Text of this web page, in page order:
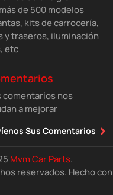
de 500 modelos
kits de carrocería,
y traseros, iluminación
etc
comentarios nos
a mejorar
Sus Comentarios
Mvm Car Parts.
reservados. Hecho con